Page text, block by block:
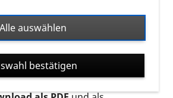
Formatfilter, um ausschließlich
Audios oder Videos zu
Flyer und Broschüren werden in
angeboten: zur
als gedruckte Variante
Alle auswählen
bestätigen